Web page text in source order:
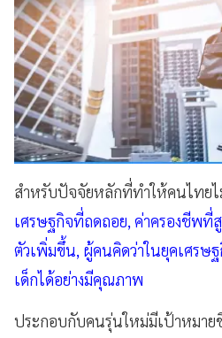
สำหรับปัจจัยหลักที่ทำให้คนไทยไ
เศรษฐกิจที่ถดถอย, ค่าครองชีพที่
ตัวเพิ่มขึ้น, ผู้คนคิดว่าในยุคเศรษ
เด็กได้อย่างมีคุณภาพ
ประกอบกับคนรุ่นใหม่มีเป้าหมาย